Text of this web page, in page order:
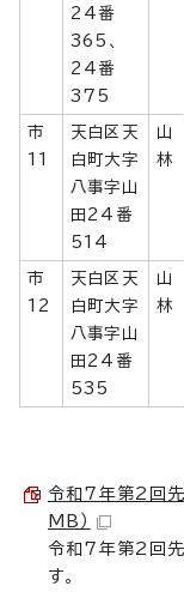
24番
365、
24番
375
市
11
天白区天
白町大字
八事字山
田24番
514
山
林
市
12
天白区天
白町大字
八事字山
田24番
535
山
林
令和7年第2回
MB）
令和7年第2回
す。